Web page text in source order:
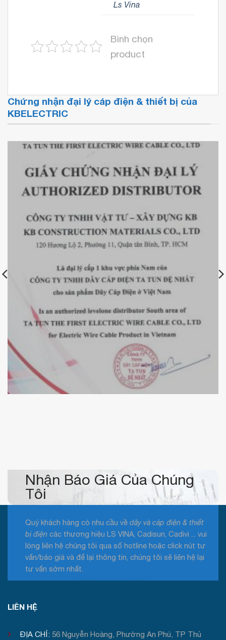
Ls Vina
Bình chọn
product
Chứng nhận đại lý cáp điện & thiết bị của
KBELECTRIC
Chứng nhận đại lý cáp điện Tatun Đệ Nhất
Nhận Báo Giá Của Chúng
Tôi
Quý khách hàng có nhu cầu về dây và cáp điện & thiết
bị điện các thương hiệu LS VINA, Cadisun, Cadivi ... vui
lòng liên hệ chúng tôi qua số hotline hoặc click nút tư
vấn/báo giá và để lại thông tin, chúng tôi sẽ liên hệ lại
tư vấn sớm nhất.
LIÊN HỆ
ĐỊA CHỈ: 56 Nguyễn Hoàng, Phường An Phú, TP Thủ